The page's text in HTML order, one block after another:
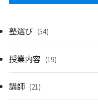
塾選び (54)
授業内容 (19)
講師 (21)